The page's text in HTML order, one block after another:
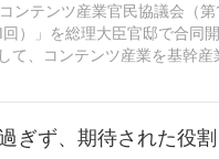
ンテンツ産業官民協議会（
）」を総理大臣官邸で合同
て、コンテンツ産業を基幹
。両委員会の民間側構成員
ぎず、期待された役